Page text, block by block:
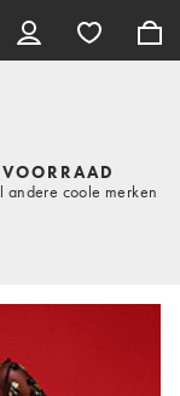
coole merken